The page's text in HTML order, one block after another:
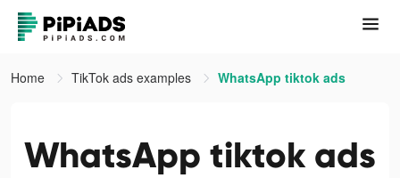
Home TikTok ads examples WhatsApp tiktok ads
WhatsApp tiktok ads